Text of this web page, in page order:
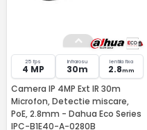
25 fps
4 MP
Infrarosu
30m
lentila fixa
2.8mm
Camera IP 4MP Ext IR 30m
Microfon, Detectie miscare,
PoE, 2.8mm - Dahua Eco Series
IPC-B1E40-A-0280B